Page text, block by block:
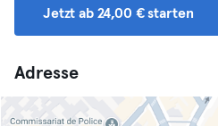
Jetzt ab 24,00 € starten
Adresse